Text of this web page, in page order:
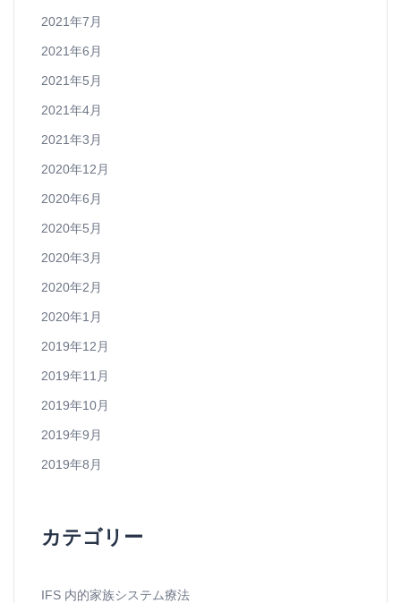
2021年7月
2021年6月
2021年5月
2021年4月
2021年3月
2020年12月
2020年6月
2020年5月
2020年3月
2020年2月
2020年1月
2019年12月
2019年11月
2019年10月
2019年9月
2019年8月
カテゴリー
IFS 内的家族システム療法